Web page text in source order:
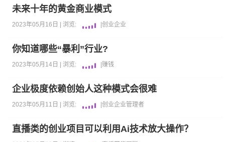
未来十年的黄金商业模式
2023年05月16日 | 浏览: |创业企业
你知道哪些“暴利”行业?
2023年05月14日 | 浏览: 赚钱
企业极度依赖创始人这种模式会很难
2023年05月11日 | 浏览: |创业企业管理者
直播类的创业项目可以利用Ai技术放大操作？